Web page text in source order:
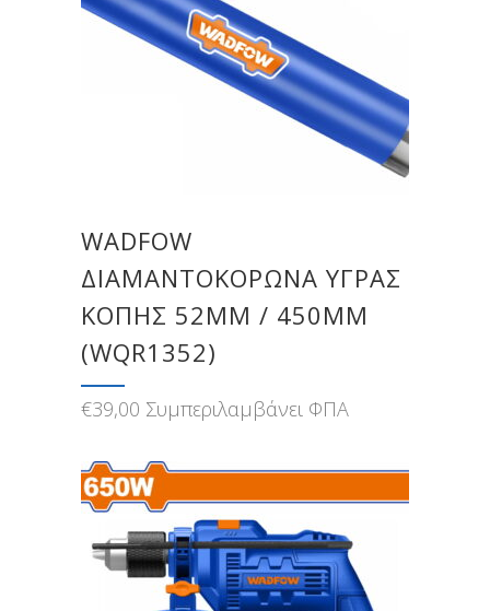
WADFOW
ΔΙΑΜΑΝΤΟΚΟΡΩΝΑ ΥΓΡΑΣ
ΚΟΠΗΣ 52MM / 450MM
(WQR1352)
€39,00 Συμπεριλαμβάνει ΦΠΑ